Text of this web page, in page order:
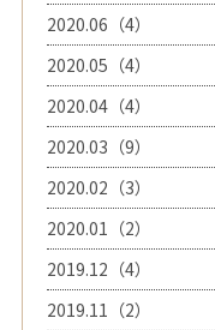
2020.06（4）
2020.05（4）
2020.04（4）
2020.03（9）
2020.02（3）
2020.01（2）
2019.12（4）
2019.11（2）